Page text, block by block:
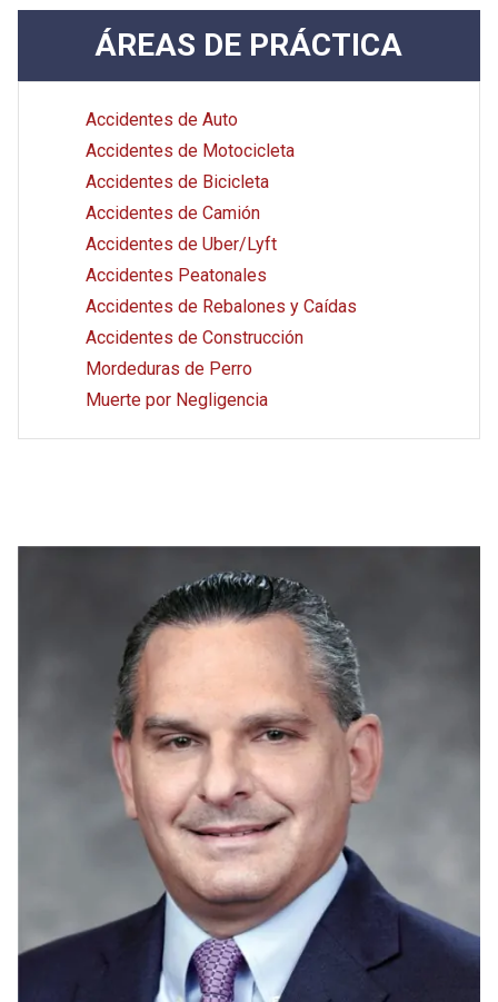
ÁREAS DE PRÁCTICA
Accidentes de Auto
Accidentes de Motocicleta
Accidentes de Bicicleta
Accidentes de Camión
Accidentes de Uber/Lyft
Accidentes Peatonales
Accidentes de Rebalones y Caídas
Accidentes de Construcción
Mordeduras de Perro
Muerte por Negligencia